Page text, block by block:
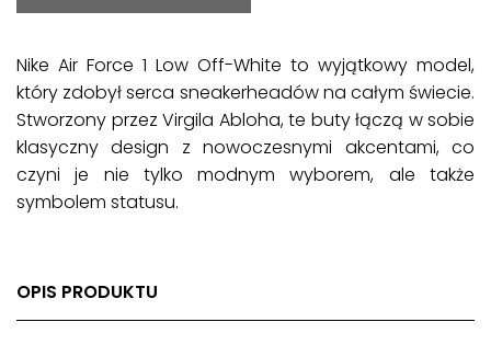
Nike Air Force 1 Low Off-White to wyjątkowy model,
który zdobył serca sneakerheadów na całym świecie.
Stworzony przez Virgila Abloha, te buty łączą w sobie
klasyczny design z nowoczesnymi akcentami, co
czyni je nie tylko modnym wyborem, ale także
symbolem statusu.
OPIS PRODUKTU